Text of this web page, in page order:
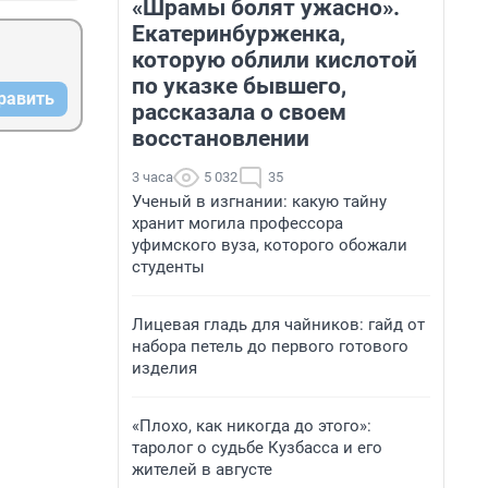
«Шрамы болят ужасно».
Екатеринбурженка,
которую облили кислотой
по указке бывшего,
рассказала о своем
восстановлении
3 часа 5 032 35
Ученый в изгнании: какую тайну
хранит могила профессора
уфимского вуза, которого обожали
студенты
Лицевая гладь для чайников: гайд от
набора петель до первого готового
изделия
«Плохо, как никогда до этого»:
таролог о судьбе Кузбасса и его
жителей в августе